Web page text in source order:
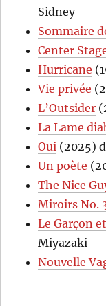
Sidney
Sommaire
Center
Hurricane
Vie privée
L’Outsider
La Lame
Oui (2025)
Un poète
The Nice
Miroirs No.
Le Garçon
Miyazaki
Nouvelle